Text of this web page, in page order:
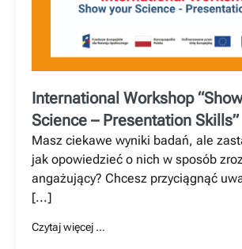
International Workshop
Science – Presentation Skills”
Masz ciekawe wyniki badań, ale
jak opowiedzieć o nich w sposób
angażujący? Chcesz przyciągnąć
[...]
Czytaj więcej …